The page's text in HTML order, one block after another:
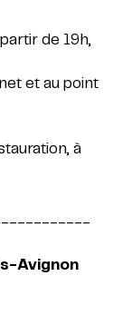
de 19h,
et au point
à